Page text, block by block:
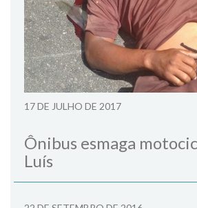
17 DE JULHO DE 2017
Ônibus esmaga
Luís